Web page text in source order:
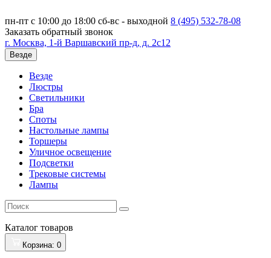
пн-пт с 10:00 до 18:00 сб-вс - выходной 8 (495) 532-78-08
Заказать обратный звонок
г. Москва, 1-й Варшавский пр-д, д. 2с12
Везде
Везде
Люстры
Светильники
Бра
Споты
Настольные лампы
Торшеры
Уличное освещение
Подсветки
Трековые системы
Лампы
Каталог товаров
Корзина: 0